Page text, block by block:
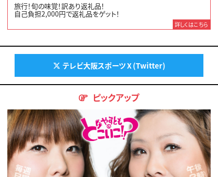
旅行！旬の味覚！訳あり返礼品！
自己負担2,000円で返礼品をゲット！
詳しくはこちら
テレビ大阪スポーツ X (Twitter)
ピックアップ